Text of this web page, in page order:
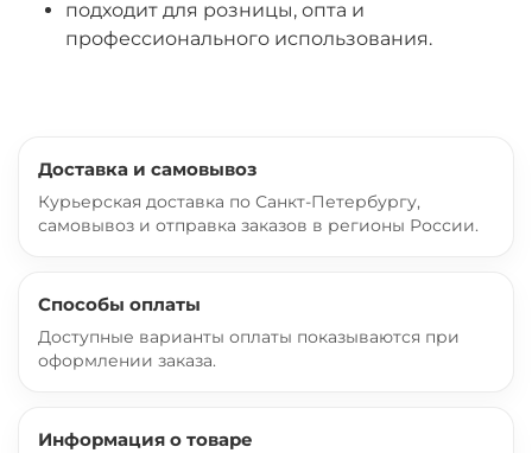
подходит для розницы, опта и
профессионального использования.
Доставка и самовывоз
Курьерская доставка по Санкт-Петербургу,
самовывоз и отправка заказов в регионы России.
Способы оплаты
Доступные варианты оплаты показываются при
оформлении заказа.
Информация о товаре